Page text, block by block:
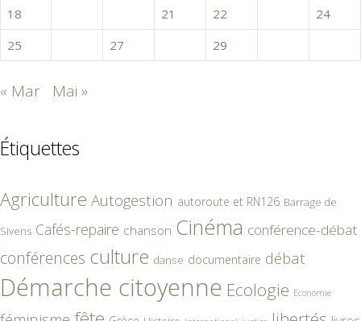
18
21 22
24
25
27 29
« Mar Mai »
Étiquettes
Agriculture Autogestion autoroute et RN126 Barrage de
Sivens Cafés-repaire chanson Cinéma conférence-débat
conférences culture danse documentaire débat
Démarche citoyenne Ecologie Economie